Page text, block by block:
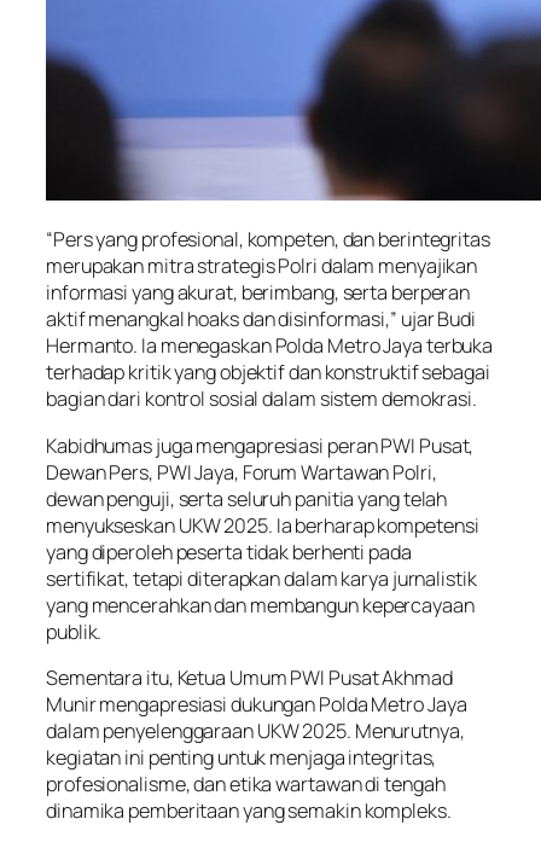
“Pers yang profesional, kompeten, dan berintegritas
merupakan mitra strategis Polri dalam menyajikan
informasi yang akurat, berimbang, serta berperan
aktif menangkal hoaks dan disinformasi,” ujar Budi
Hermanto. Ia menegaskan Polda Metro Jaya terbuka
terhadap kritik yang objektif dan konstruktif sebagai
bagian dari kontrol sosial dalam sistem demokrasi.
Kabidhumas juga mengapresiasi peran PWI Pusat,
Dewan Pers, PWI Jaya, Forum Wartawan Polri,
dewan penguji, serta seluruh panitia yang telah
menyukseskan UKW 2025. Ia berharap kompetensi
yang diperoleh peserta tidak berhenti pada
sertifikat, tetapi diterapkan dalam karya jurnalistik
yang mencerahkan dan membangun kepercayaan
publik.
Sementara itu, Ketua Umum PWI Pusat Akhmad
Munir mengapresiasi dukungan Polda Metro Jaya
dalam penyelenggaraan UKW 2025. Menurutnya,
kegiatan ini penting untuk menjaga integritas,
profesionalisme, dan etika wartawan di tengah
dinamika pemberitaan yang semakin kompleks.